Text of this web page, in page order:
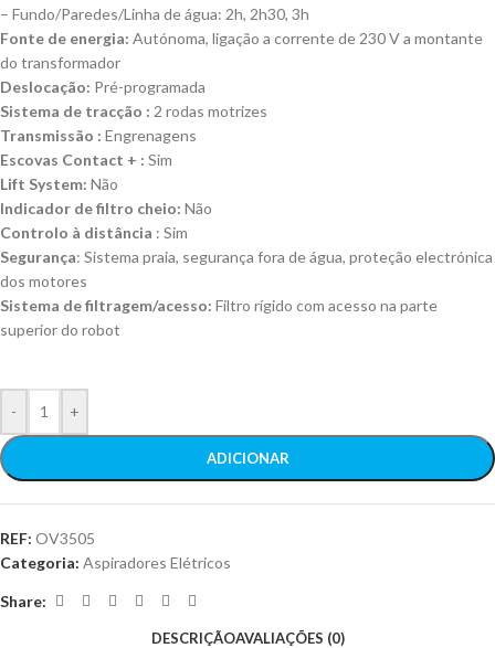
– Fundo/Paredes/Linha de água: 2h, 2h30, 3h
Fonte de energia: Autónoma, ligação a corrente de 230 V a montante
do transformador
Deslocação: Pré-programada
Sistema de tracção : 2 rodas motrizes
Transmissão : Engrenagens
Escovas Contact + : Sim
Lift System: Não
Indicador de filtro cheio: Não
Controlo à distância : Sim
Segurança: Sistema praia, segurança fora de água, proteção electrónica
dos motores
Sistema de filtragem/acesso: Filtro rígido com acesso na parte
superior do robot
- +
ADICIONAR
REF: OV3505
Categoria: Aspiradores Elétricos
Share:
DESCRIÇÃOAVALIAÇÕES (0)